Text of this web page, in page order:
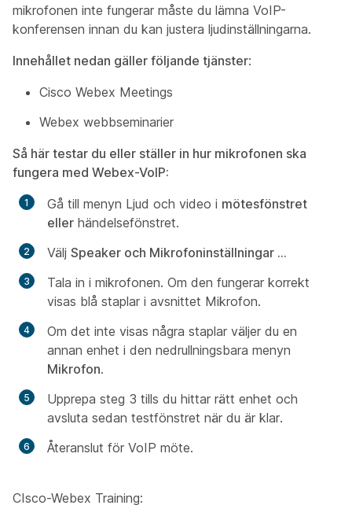
mikrofonen inte fungerar måste du lämna VoIP-
konferensen innan du kan justera ljudinställningarna.
Innehållet nedan gäller följande tjänster:
Cisco Webex Meetings
Webex webbseminarier
Så här testar du eller ställer in hur mikrofonen ska
fungera med Webex-VoIP:
Gå till menyn Ljud och video i mötesfönstret
eller händelsefönstret.
Välj Speaker och Mikrofoninställningar ...
Tala in i mikrofonen. Om den fungerar korrekt
visas blå staplar i avsnittet Mikrofon.
Om det inte visas några staplar väljer du en
annan enhet i den nedrullningsbara menyn
Mikrofon.
Upprepa steg 3 tills du hittar rätt enhet och
avsluta sedan testfönstret när du är klar.
Återanslut för VoIP möte.
CIsco-Webex Training: